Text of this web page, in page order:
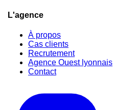
L'agence
À propos
Cas clients
Recrutement
Agence Ouest lyonnais
Contact